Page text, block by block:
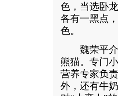
色，当选卧
各有一黑点
色。
魏荣平介
熊猫。专门
营养专家负
外，还有牛